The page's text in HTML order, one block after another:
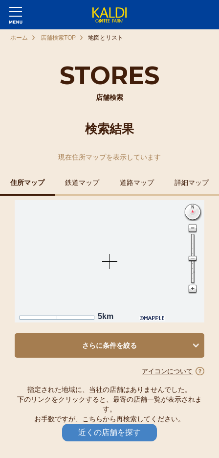
STORES
店舗検索
ホーム 店舗検索TOP 地図とリスト
検索結果
現在住所マップを表示しています
住所マップ 鉄道マップ 道路マップ 詳細マップ
5km
さらに条件を絞る
アイコンについて
指定された地域に、当社の店舗はありませんでした。
下のリンクをクリックすると、最寄の店舗一覧が表示されま
す。
お手数ですが、こちらから再検索してください。
近くの店舗を探す